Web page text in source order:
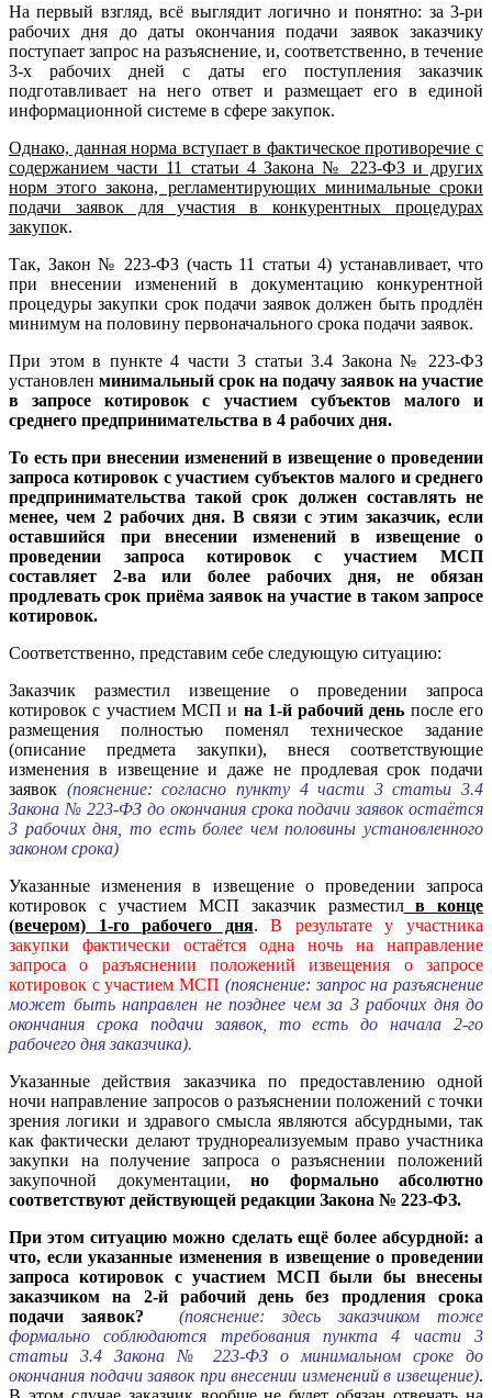
На первый взгляд, всё выглядит логично и понятно: за 3-ри
рабочих дня до даты окончания подачи заявок заказчику
поступает запрос на разъяснение, и, соответственно, в течение
3-х рабочих дней с даты его поступления заказчик
подготавливает на него ответ и размещает его в единой
информационной системе в сфере закупок.
Однако, данная норма вступает в фактическое противоречие с
содержанием части 11 статьи 4 Закона № 223-ФЗ и других
норм этого закона, регламентирующих минимальные сроки
подачи заявок для участия в конкурентных процедурах
закупок.
Так, Закон № 223-ФЗ (часть 11 статьи 4) устанавливает, что
при внесении изменений в документацию конкурентной
процедуры закупки срок подачи заявок должен быть продлён
минимум на половину первоначального срока подачи заявок.
При этом в пункте 4 части 3 статьи 3.4 Закона № 223-ФЗ
установлен минимальный срок на подачу заявок на участие
в запросе котировок с участием субъектов малого и
среднего предпринимательства в 4 рабочих дня.
То есть при внесении изменений в извещение о проведении
запроса котировок с участием субъектов малого и среднего
предпринимательства такой срок должен составлять не
менее, чем 2 рабочих дня. В связи с этим заказчик, если
оставшийся при внесении изменений в извещение о
проведении запроса котировок с участием МСП
составляет 2-ва или более рабочих дня, не обязан
продлевать срок приёма заявок на участие в таком запросе
котировок.
Соответственно, представим себе следующую ситуацию:
Заказчик разместил извещение о проведении запроса
котировок с участием МСП и на 1-й рабочий день после его
размещения полностью поменял техническое задание
(описание предмета закупки), внеся соответствующие
изменения в извещение и даже не продлевая срок подачи
заявок (пояснение: согласно пункту 4 части 3 статьи 3.4
Закона № 223-ФЗ до окончания срока подачи заявок остаётся
3 рабочих дня, то есть более чем половины установленного
законом срока)
Указанные изменения в извещение о проведении запроса
котировок с участием МСП заказчик разместилв конце
(вечером) 1-го рабочего дня.В результате у участника
закупки фактически остаётся одна ночь на направление
запроса о разъяснении положений извещения о запросе
котировок с участием МСП (пояснение: запрос на разъяснение
может быть направлен не позднее чем за 3 рабочих дня до
окончания срока подачи заявок, то есть до начала 2-го
рабочего дня заказчика).
Указанные действия заказчика по предоставлению одной
ночи направление запросов о разъяснении положений с точки
зрения логики и здравого смысла являются абсурдными, так
как фактически делают труднореализуемым право участника
закупки на получение запроса о разъяснении положений
закупочной документации, но формально абсолютно
соответствуют действующей редакции Закона № 223-ФЗ.
При этом ситуацию можно сделать ещё более абсурдной: а
что, если указанные изменения в извещение о проведении
запроса котировок с участием МСП были бы внесены
заказчиком на 2-й рабочий день без продления срока
подачи заявок? (пояснение: здесь заказчиком тоже
формально соблюдаются требования пункта 4 части 3
статьи 3.4 Закона № 223-ФЗ о минимальном сроке до
окончания подачи заявок при внесении изменений в извещение).